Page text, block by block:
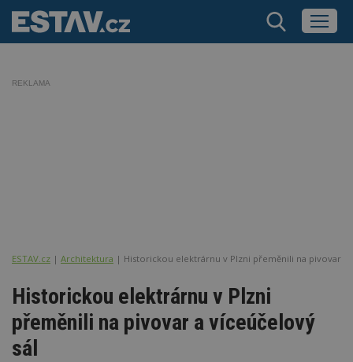
REKLAMA
ESTAV.cz Architektura Historickou elektrárnu v Plzni přeměnili na pivovar a
Historickou elektrárnu v Plzni
přeměnili na pivovar a víceúčelový
sál